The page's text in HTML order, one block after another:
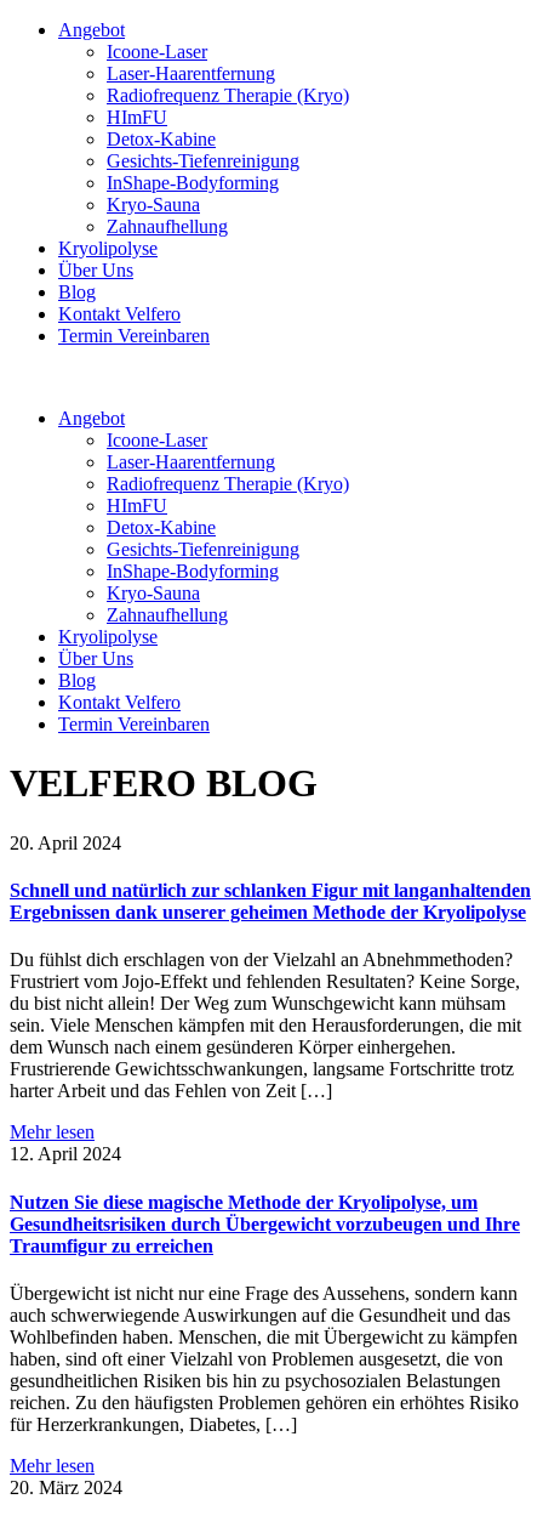
Angebot
Icoone-Laser
Laser-Haarentfernung
Radiofrequenz Therapie (Kryo)
HImFU
Detox-Kabine
Gesichts-Tiefenreinigung
InShape-Bodyforming
Kryo-Sauna
Zahnaufhellung
Kryolipolyse
Über Uns
Blog
Kontakt Velfero
Termin Vereinbaren
Angebot
Icoone-Laser
Laser-Haarentfernung
Radiofrequenz Therapie (Kryo)
HImFU
Detox-Kabine
Gesichts-Tiefenreinigung
InShape-Bodyforming
Kryo-Sauna
Zahnaufhellung
Kryolipolyse
Über Uns
Blog
Kontakt Velfero
Termin Vereinbaren
VELFERO BLOG
20. April 2024
Schnell und natürlich zur schlanken Figur mit langanhaltenden
Ergebnissen dank unserer geheimen Methode der Kryolipolyse
Du fühlst dich erschlagen von der Vielzahl an Abnehmmethoden?
Frustriert vom Jojo-Effekt und fehlenden Resultaten? Keine Sorge,
du bist nicht allein! Der Weg zum Wunschgewicht kann mühsam
sein. Viele Menschen kämpfen mit den Herausforderungen, die mit
dem Wunsch nach einem gesünderen Körper einhergehen.
Frustrierende Gewichtsschwankungen, langsame Fortschritte trotz
harter Arbeit und das Fehlen von Zeit […]
Mehr lesen
12. April 2024
Nutzen Sie diese magische Methode der Kryolipolyse, um
Gesundheitsrisiken durch Übergewicht vorzubeugen und Ihre
Traumfigur zu erreichen
Übergewicht ist nicht nur eine Frage des Aussehens, sondern kann
auch schwerwiegende Auswirkungen auf die Gesundheit und das
Wohlbefinden haben. Menschen, die mit Übergewicht zu kämpfen
haben, sind oft einer Vielzahl von Problemen ausgesetzt, die von
gesundheitlichen Risiken bis hin zu psychosozialen Belastungen
reichen. Zu den häufigsten Problemen gehören ein erhöhtes Risiko
für Herzerkrankungen, Diabetes, […]
Mehr lesen
20. März 2024